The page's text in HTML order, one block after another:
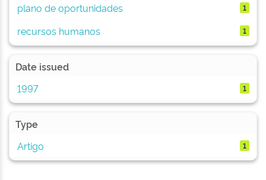
plano de oportunidades 1
recursos humanos 1
Date issued
1997
1
Type
Artigo
1